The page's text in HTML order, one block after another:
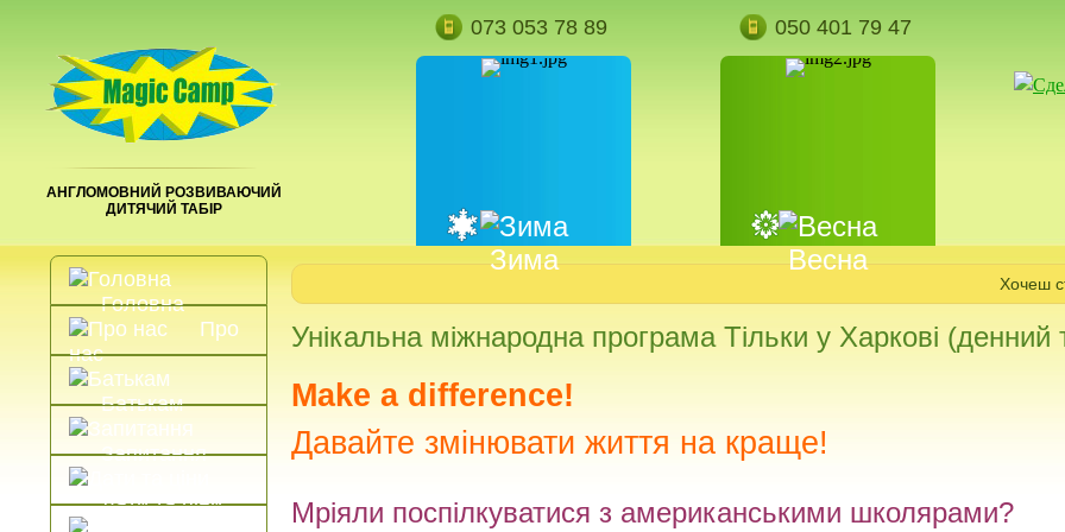
АНГЛОМОВНИЙ РОЗВИВАЮЧИЙ
ДИТЯЧИЙ ТАБІР
073 053 78 89 050 401 79 47
Зима Весна
Головна
Про
нас
Батькам
Запитання
Дати та ціни
Хочеш
Унікальна міжнародна програма Тільки у Харкові (денний
Make a difference!
Давайте змінювати життя на краще!
Мріяли поспілкуватися з американськими школярами?